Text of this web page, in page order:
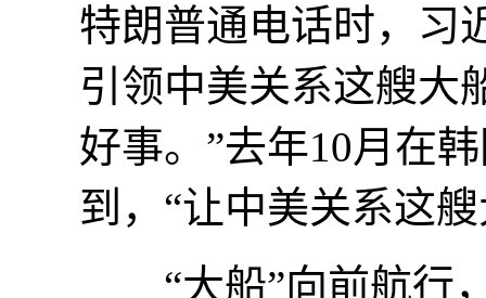
特朗普通电话时，习
引领中美关系这艘大
好事。”去年10月在
到，“让中美关系这
“大船”向前航行，